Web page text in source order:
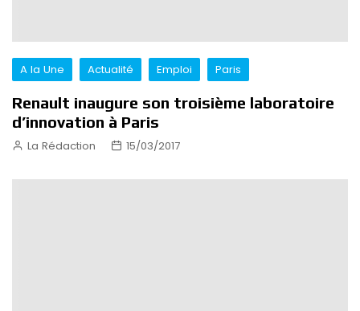
A la Une Actualité Emploi Paris
Renault inaugure son troisième laboratoire
d’innovation à Paris
La Rédaction 15/03/2017